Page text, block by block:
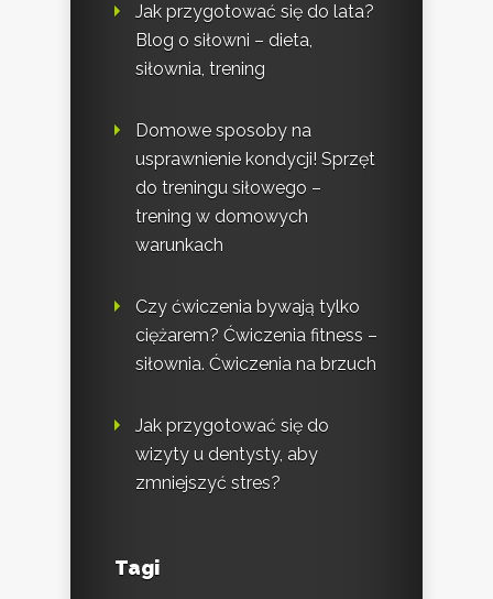
Jak przygotować się do lata?
Blog o siłowni – dieta,
siłownia, trening
Domowe sposoby na
usprawnienie kondycji! Sprzęt
do treningu siłowego –
trening w domowych
warunkach
Czy ćwiczenia bywają tylko
ciężarem? Ćwiczenia fitness –
siłownia. Ćwiczenia na brzuch
Jak przygotować się do
wizyty u dentysty, aby
zmniejszyć stres?
Tagi